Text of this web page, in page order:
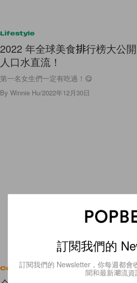
Lifestyle
2022 年全球美食排行榜大公
人口水直流！
第一名女生們一定有吃過！😋
By Winnie Hu/2022年12月30日
Celebrities
訂閱我們的
訂閱我們的 Newsletter，你每週都會
聞和最新潮流資